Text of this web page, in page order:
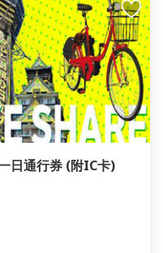
日通行券 (附IC卡)